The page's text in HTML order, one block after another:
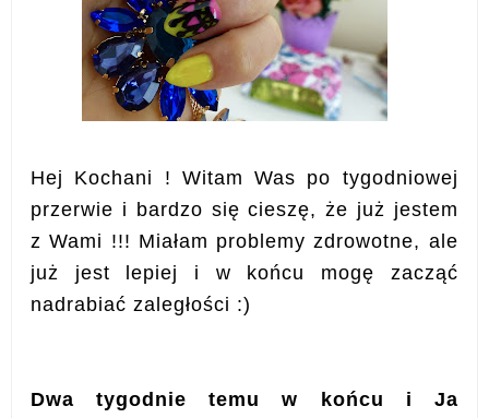
Hej Kochani ! Witam Was po tygodniowej
przerwie i bardzo się cieszę, że już jestem
z Wami !!! Miałam problemy zdrowotne, ale
już jest lepiej i w końcu mogę zacząć
nadrabiać zaległości :)
Dwa tygodnie temu w końcu i Ja